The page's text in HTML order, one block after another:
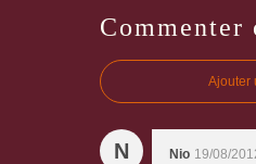
Ajouter
N Nio 19/08/